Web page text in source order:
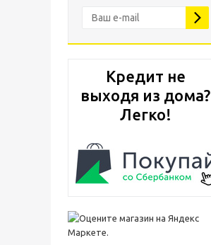
Кредит не
выходя из дома?
Легко!